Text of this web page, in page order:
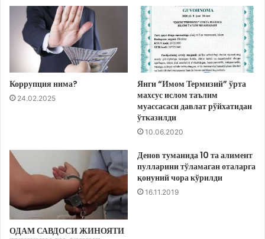
Коррупция нима?
24.02.2025
Янги “Имом Термизий” ўрта
махсус ислом таълим
муассасаси давлат рўйхатидан
ўтказилди
10.06.2020
ОДАМ САВДОСИ ЖИНОЯТИ
Денов туманида 10 та алимент
пулларини тўламаган оталарга
қонуний чора кўрилди
16.11.2019